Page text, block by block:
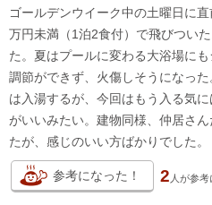
ゴールデンウイーク中の土曜日に
万円未満（1泊2食付）で飛びつい
た。夏はプールに変わる大浴場に
調節ができず、火傷しそうになっ
は入湯するが、今回はもう入る気
がいいみたい。建物同様、仲居さ
たが、感じのいい方ばかりでした。
参考になった！ 2 人が参考